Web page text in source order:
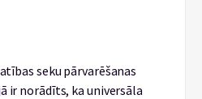
seku pārvarēšanas
ir norādīts, ka universāla